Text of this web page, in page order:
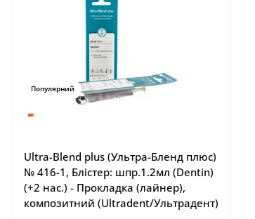
Популярний
Ultra-Blend plus (Ультра-Бленд плюс)
№ 416-1, Блістер: шпр.1.2мл (Dentin)
(+2 нас.) - Прокладка (лайнер),
композитний (Ultradent/Ультрадент)